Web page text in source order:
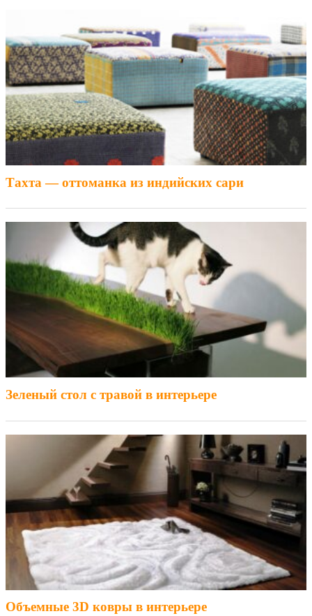
Тахта — оттоманка из индийских сари
Зеленый стол с травой в интерьере
Объемные 3D ковры в интерьере